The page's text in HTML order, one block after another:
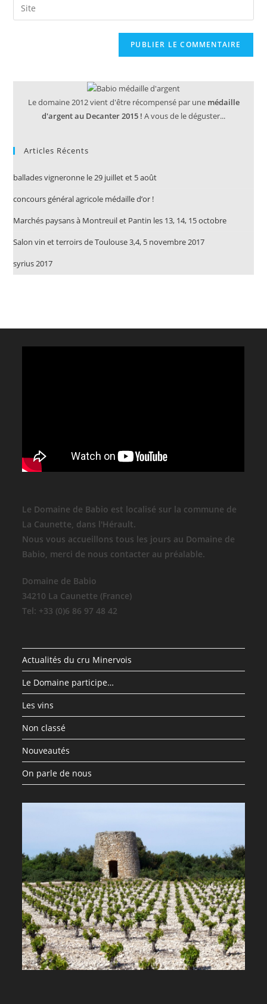
comment
address
Saisir
l’URL
Le domaine 2012 vient d'être récompensé par une médaille
d'argent au Decanter 2015 ! A vous de le déguster...
Articles Récents
ballades vigneronne le 29 juillet et 5 août
concours général agricole médaille d’or !
Marchés paysans à Montreuil et Pantin les 13, 14, 15 octobre
Salon vin et terroirs de Toulouse 3,4, 5 novembre 2017
syrius 2017
Le Domaine de Babio est localisé sur la commune de
La Caunette, dans l'Hérault.
Nous vous accueillons tous les jours au Domaine de
Babio, merci de nous contacter au préalable.
Domaine de Babio
34210 La Caunette (France)
Tel: +33 (0)6 86 97 48 42
Actualités du cru Minervois
Le Domaine participe…
Les vins
Non classé
Nouveautés
On parle de nous